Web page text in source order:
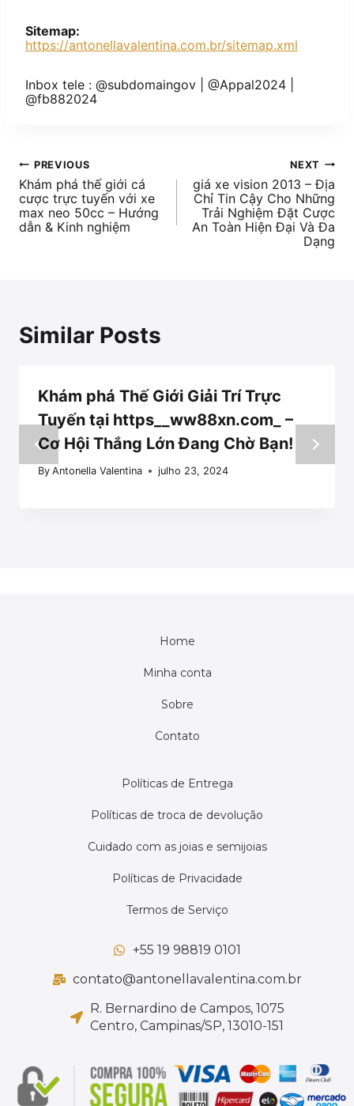
Sitemap:
https://antonellavalentina.com.br/sitemap.xml
Inbox tele : @subdomaingov | @Appal2024 |
@fb882024
PREVIOUS
Khám phá thế giới cá
cược trực tuyến với xe
max neo 50cc – Hướng
dẫn & Kinh nghiệm
NEXT
giá xe vision 2013 – Địa
Chỉ Tin Cậy Cho Những
Trải Nghiệm Đặt Cược
An Toàn Hiện Đại Và Đa
Dạng
Similar Posts
Khám phá Thế Giới Giải Trí Trực
Tuyến tại https__ww88xn.com_ –
Cơ Hội Thắng Lớn Đang Chờ Bạn!
By Antonella Valentina julho 23, 2024
Home
Minha conta
Sobre
Contato
Políticas de Entrega
Políticas de troca de devolução
Cuidado com as joias e semijoias
Políticas de Privacidade
Termos de Serviço
+55 19 98819 0101
contato@antonellavalentina.com.br
R. Bernardino de Campos, 1075
Centro, Campinas/SP, 13010-151